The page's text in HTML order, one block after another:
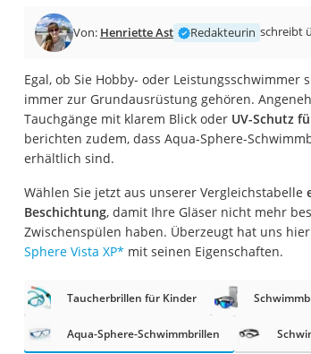
Air
Von: Henriette Ast Redakteurin schreibt
Egal, ob Sie Hobby- oder Leistungsschwimmer
immer zur Grundausrüstung gehören.
Tauchgänge mit klarem Blick oder UV-Schutz
berichten zudem, dass Aqua-Sphere-
erhältlich sind.
Wählen Sie jetzt aus unserer Vergleichstabelle
Beschichtung, damit Ihre Gläser nicht mehr
Zwischenspülen haben. Überzeugt hat uns
Sphere Vista XP* mit seinen Eigenschaften.
Taucherbrillen für Kinder
Aqua-Sphere-Schwimmbrillen